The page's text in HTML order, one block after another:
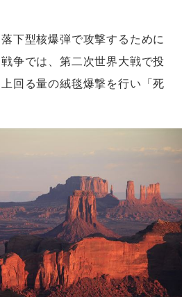
下型核爆弾で攻撃するために
争では、第二次世界大戦で投
回る量の絨毯爆撃を行い「死